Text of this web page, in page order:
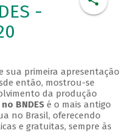
-
sua primeira apresentação
então, mostrou-se
da produção
BNDESé o mais antigo
no Brasil, oferecendo
e gratuitas, sempre às